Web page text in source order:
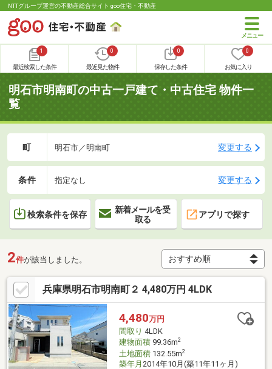
NTTグループ運営の不動産総合サイト goo住宅・不動産
1
最近検索した条件
0
最近見た物件
0
保存した条件
0
お気に入り
明石市明南町の中古一戸建て・中古住宅 物件一
覧
町 明石市／明南町 変更する
条件 指定なし 変更する
検索条件を保存
新着メールを受
取る
アプリで探す
2件が該当しました。
兵庫県明石市明南町２ 4,480万円 4LDK
4,480万円
間取り 4LDK
建物面積99.36m2
土地面積132.55m2
築年月 2014年10月(築11年11ヶ月)